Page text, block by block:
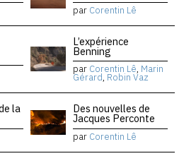
par Corentin Lê
L’expérience
Benning
par Corentin Lê, Marin
Gérard, Robin Vaz
la Des nouvelles de
Jacques Perconte
par Corentin Lê